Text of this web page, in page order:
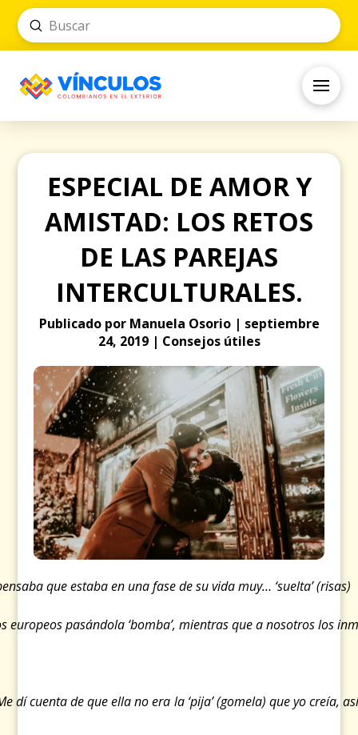
Search
Submit
ESPECIAL DE AMOR Y
AMISTAD: LOS RETOS
DE LAS PAREJAS
INTERCULTURALES.
Publicado por Manuela Osorio | septiembre
24, 2019 | Consejos útiles
que estaba en una fase de su vida muy… ‘suelta’(risas)
pasándola ‘bomba’, mientras que a nosotros los
cuenta de que ella no era la ‘pija’ (gomela) que yo